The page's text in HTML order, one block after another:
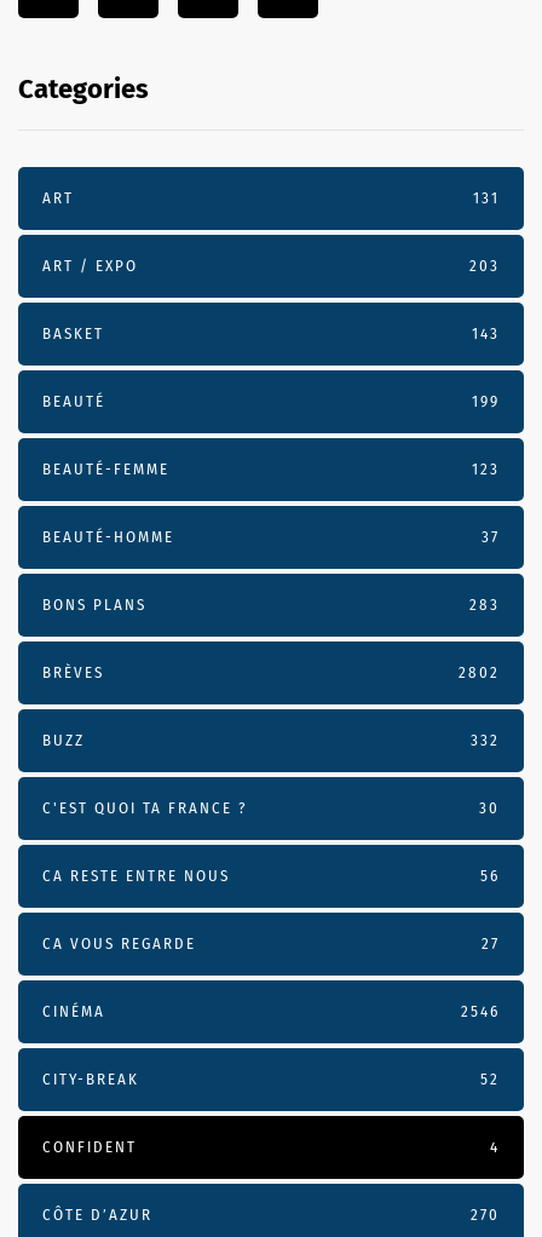
Categories
ART 131
ART / EXPO 203
BASKET 143
BEAUTÉ 199
BEAUTÉ-FEMME 123
BEAUTÉ-HOMME 37
BONS PLANS 283
BRÈVES 2802
BUZZ 332
C'EST QUOI TA FRANCE ? 30
CA RESTE ENTRE NOUS 56
CA VOUS REGARDE 27
CINÉMA 2546
CITY-BREAK 52
CONFIDENT 4
CÔTE D’AZUR 270